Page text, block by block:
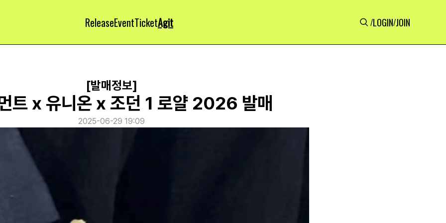
ReleaseEventTicketAgit /LOGIN/JOIN
[발매정보]
트 x 유니온 x 조던 1 로얄 2026 발매
2025-06-29 19:09